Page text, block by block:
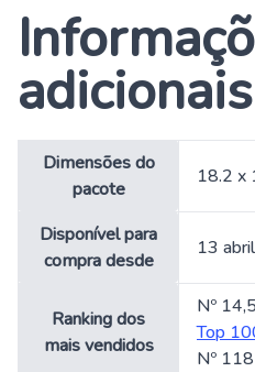
adicionais
Dimensões do
pacote
18.2 x
Disponível para
compra desde
13
Ranking dos
mais vendidos
Nº
Top
Nº